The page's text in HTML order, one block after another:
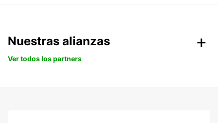
Nuestras alianzas
Ver todos los partners